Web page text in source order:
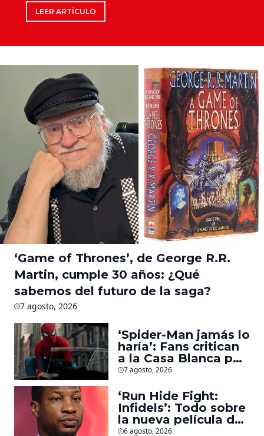
LEER ARTÍCULO
‘Game of Thrones’, de George R.R.
Martin, cumple 30 años: ¿Qué
sabemos del futuro de la saga?
7 agosto, 2026
‘Spider-Man jamás lo
haría’: Fans critican
a la Casa Blanca por
usar al héroe para
deportaciones
7 agosto, 2026
‘Run Hide Fight:
Infidels’: Todo sobre
la nueva película de
Jonathan Majors en
6 agosto, 2026